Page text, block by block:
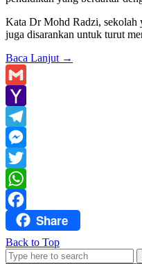
Kata Dr Mohd Radzi, sekolah
juga disarankan untuk turut
Baca Lanjut →
Gmail
Yahoo
Mail
Telegram
Messenger
Twitter
WhatsApp
FacebookShare
Back to Top
Search